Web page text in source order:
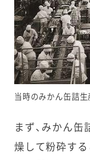
当時のみかん缶詰生
まず、みかん缶
燥して粉砕する